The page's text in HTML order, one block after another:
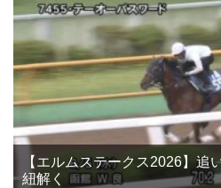
【エルムステークス2026】追
紐解く